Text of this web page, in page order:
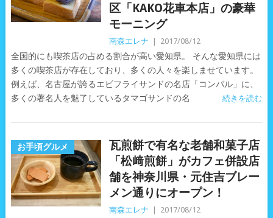
区「KAKO花車本店」の豪華
モーニング
南森エレナ 2017/08/12
全国的にも喫茶店の占める割合が高い愛知県。 そんな愛知県には
多くの喫茶店が存在しており、多くの人々を楽しませています。
例えば、名古屋が誇るエビフライサンドの名店「コンパル」に、
多くの著名人を魅了しているタマゴサンドの名
続きを読む
お手頃グルメ
瓦煎餅で有名な老舗和菓子店
「松﨑煎餅」がカフェ併設店
舗を神奈川県・元住吉ブレー
メン通りにオープン！
南森エレナ 2017/08/12